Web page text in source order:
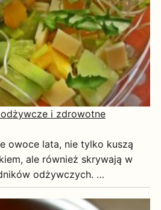
odżywcze i zdrowotne
owoce lata, nie tylko kuszą
ale również skrywają w
odżywczych. …